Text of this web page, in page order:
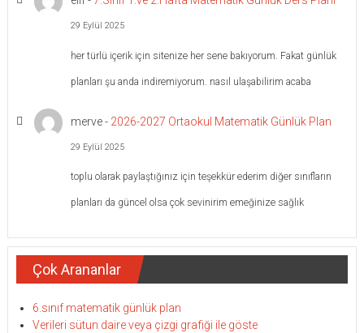
29 Eylül 2025
her türlü içerik için sitenize her sene bakıyorum. Fakat günlük
planları şu anda indiremiyorum. nasıl ulaşabilirim acaba
merve- 2026-2027 Ortaokul Matematik Günlük Plan
29 Eylül 2025
toplu olarak paylaştığınız için teşekkür ederim diğer sınıfların
planları da güncel olsa çok sevinirim emeğinize sağlık
Çok Arananlar
6.sınıf matematik günlük plan
Verileri sütun daire veya çizgi grafiği ile göste